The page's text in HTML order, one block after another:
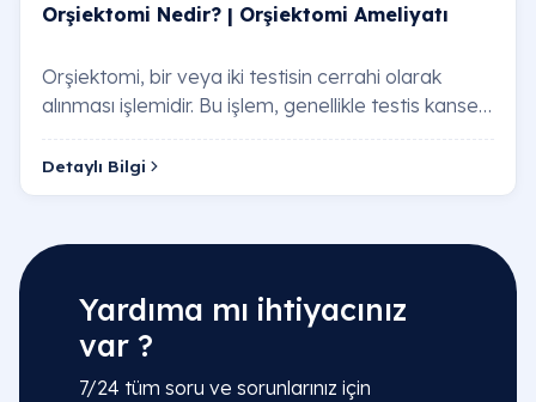
Orşiektomi Nedir? | Orşiektomi Ameliyatı
Orşiektomi, bir veya iki testisin cerrahi olarak
alınması işlemidir. Bu işlem, genellikle testis kanseri,
testis torsiyonu (testisin dönmesi…
Detaylı Bilgi
Yardıma mı ihtiyacınız
var ?
7/24 tüm soru ve sorunlarınız için